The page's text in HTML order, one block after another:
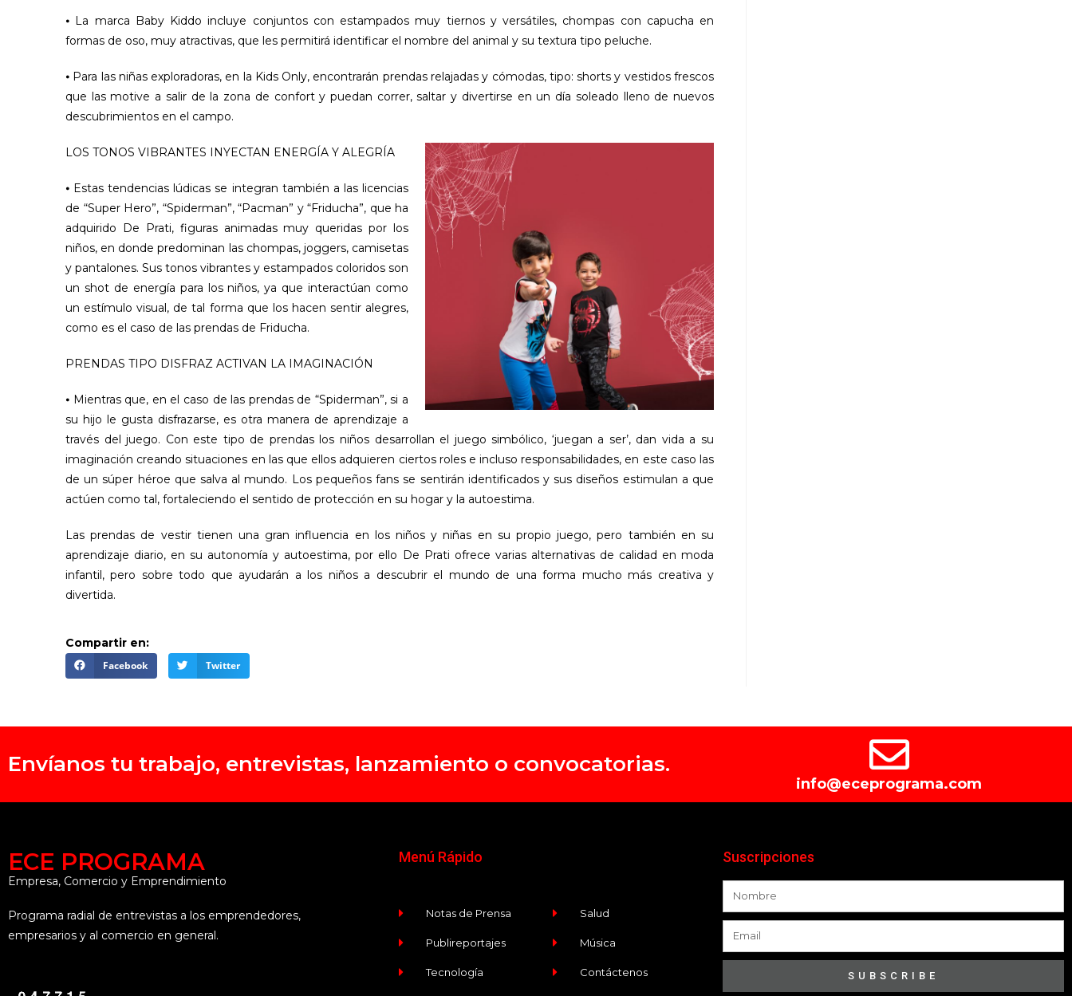
⦁ La marca Baby Kiddo incluye conjuntos con estampados muy tiernos y versátiles, chompas con capucha en
formas de oso, muy atractivas, que les permitirá identificar el nombre del animal y su textura tipo peluche.
⦁ Para las niñas exploradoras, en la Kids Only, encontrarán prendas relajadas y cómodas, tipo: shorts y vestidos frescos
que las motive a salir de la zona de confort y puedan correr, saltar y divertirse en un día soleado lleno de nuevos
descubrimientos en el campo.
LOS TONOS VIBRANTES INYECTAN ENERGÍA Y ALEGRÍA
⦁ Estas tendencias lúdicas se integran también a las licencias
de “Super Hero”, “Spiderman”, “Pacman” y “Friducha”, que ha
adquirido De Prati, figuras animadas muy queridas por los
niños, en donde predominan las chompas, joggers, camisetas
y pantalones. Sus tonos vibrantes y estampados coloridos son
un shot de energía para los niños, ya que interactúan como
un estímulo visual, de tal forma que los hacen sentir alegres,
como es el caso de las prendas de Friducha.
PRENDAS TIPO DISFRAZ ACTIVAN LA IMAGINACIÓN
⦁ Mientras que, en el caso de las prendas de “Spiderman”, si a
su hijo le gusta disfrazarse, es otra manera de aprendizaje a
través del juego. Con este tipo de prendas los niños desarrollan el juego simbólico, ‘juegan a ser’, dan vida a su
imaginación creando situaciones en las que ellos adquieren ciertos roles e incluso responsabilidades, en este caso las
de un súper héroe que salva al mundo. Los pequeños fans se sentirán identificados y sus diseños estimulan a que
actúen como tal, fortaleciendo el sentido de protección en su hogar y la autoestima.
Las prendas de vestir tienen una gran influencia en los niños y niñas en su propio juego, pero también en su
aprendizaje diario, en su autonomía y autoestima, por ello De Prati ofrece varias alternativas de calidad en moda
infantil, pero sobre todo que ayudarán a los niños a descubrir el mundo de una forma mucho más creativa y
divertida.
Compartir en:
Facebook Twitter
Envíanos tu trabajo, entrevistas, lanzamiento o convocatorias.
info@eceprograma.com
ECE PROGRAMA
Empresa, Comercio y Emprendimiento
Programa radial de entrevistas a los emprendedores,
empresarios y al comercio en general.
Menú Rápido
Notas de Prensa
Publireportajes
Tecnología
Salud
Música
Contáctenos
Suscripciones
SUBSCRIBE